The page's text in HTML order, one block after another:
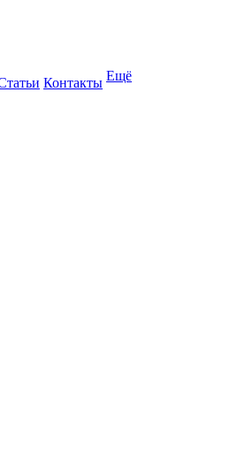
Контакты Ещё